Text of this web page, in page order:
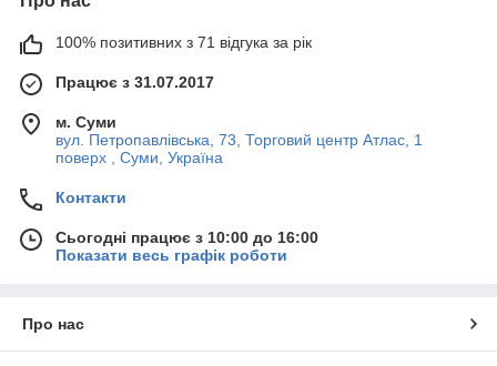
100% позитивних з 71 відгука за рік
Працює з 31.07.2017
м. Суми
вул. Петропавлівська, 73, Торговий центр Атлас, 1
поверх , Суми, Україна
Контакти
Сьогодні працює з 10:00 до 16:00
Показати весь графік роботи
Про нас